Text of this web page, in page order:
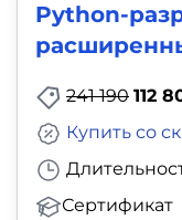
Python-
241 190 112
Сертификат
Купить со